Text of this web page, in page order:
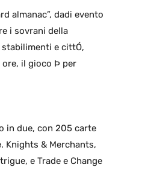
almanac”, dadi evento
i sovrani della
stabilimenti e cittÓ,
il gioco Þ per
in due, con 205 carte
Knights & Merchants,
e Trade e Change